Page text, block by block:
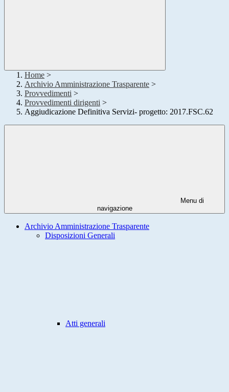
Home >
Archivio Amministrazione Trasparente >
Provvedimenti >
Provvedimenti dirigenti >
Aggiudicazione Definitiva Servizi- progetto: 2017.FSC.62
Menu di
navigazione
Archivio Amministrazione Trasparente
Disposizioni Generali
Atti generali